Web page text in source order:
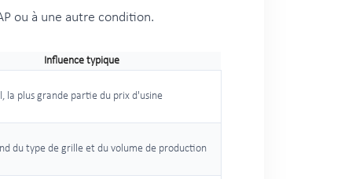
ou à une autre condition.
Influence typique
la plus grande partie du prix d'usine
du type de grille et du volume de production